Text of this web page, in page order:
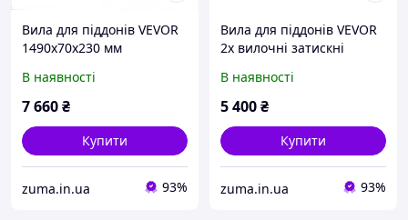
Вила для піддонів VEVOR
1490x70x230 мм
907 кг Загальна довжина
вил 149 см з лезом вил
В наявності
7 660₴
Купити
zuma.in.ua 93%
Вила для піддонів VEVOR
2х вилочні затискні
Вантажопідйомність вил
907кг Загальна довжина
В наявності
5 400₴
Купити
zuma.in.ua 93%